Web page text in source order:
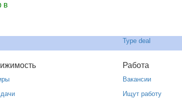
в
Type deal
Работа
Вакансии
Ищут работу